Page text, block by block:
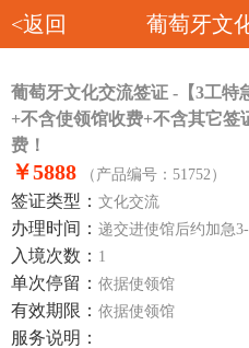
葡萄牙文
<返回
葡萄牙文化交流签证 -【3工特
+不含使领馆收费+不含其它
费！
￥5888 （产品编号：51752）
签证类型： 文化交流
办理时间： 递交进使馆后约加急
入境次数： 1
单次停留： 依据使领馆
有效期限： 依据使领馆
服务说明：